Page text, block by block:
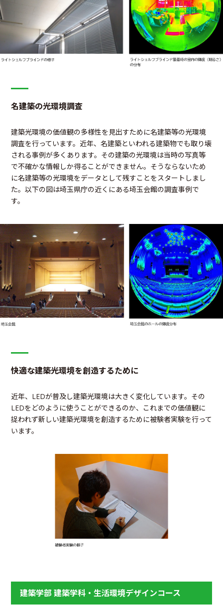
名建築の光環境調査
建築光環境の価値観の多様性を見出すために名建築等の光環境
調査を行っています。近年、名建築といわれる建築物でも取り壊
される事例が多くあります。その建築の光環境は当時の写真等
で不確かな情報しか得ることができません。そうならないため
に名建築等の光環境をデータとして残すことをスタートしまし
た。以下の図は埼玉県庁の近くにある埼玉会館の調査事例で
す。
快適な建築光環境を創造するために
近年、LEDが普及し建築光環境は大きく変化しています。その
LEDをどのように使うことができるのか、これまでの価値観に
捉われず新しい建築光環境を創造するために被験者実験を行って
います。
建築学部 建築学科・生活環境デザインコース